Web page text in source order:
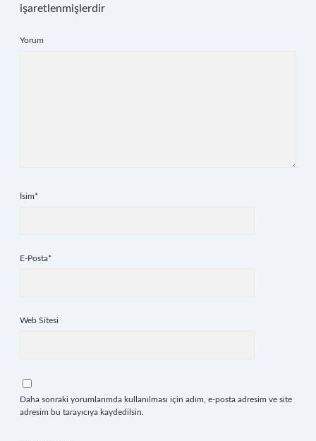
işaretlenmişlerdir
Yorum
İsim*
E-Posta*
Web Sitesi
Daha sonraki yorumlarımda kullanılması için adım, e-posta adresim ve site
adresim bu tarayıcıya kaydedilsin.